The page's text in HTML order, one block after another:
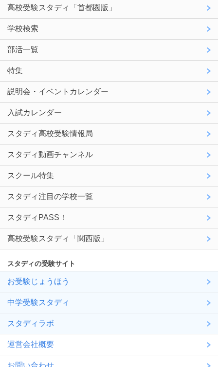
高校受験スタディ「首都圏版」
学校検索
部活一覧
特集
説明会・イベントカレンダー
入試カレンダー
スタディ高校受験情報局
スタディ動画チャンネル
スクール特集
スタディ注目の学校一覧
スタディPASS！
高校受験スタディ「関西版」
スタディの受験サイト
お受験じょうほう
中学受験スタディ
スタディラボ
運営会社概要
お問い合わせ